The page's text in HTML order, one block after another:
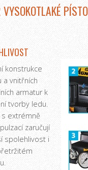
VYSOKOTLAKÉ
konstrukce
a vnitřních
armatur k
tvorby ledu.
s extrémně
zaručují
spolehlivost i